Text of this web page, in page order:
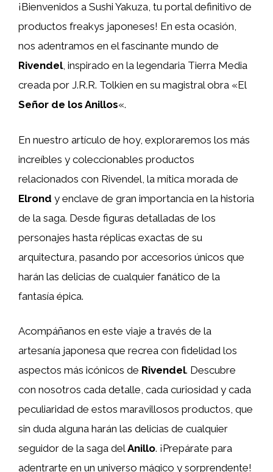
¡Bienvenidos a Sushi Yakuza, tu portal definitivo de
productos freakys japoneses! En esta ocasión,
nos adentramos en el fascinante mundo de
Rivendel, inspirado en la legendaria Tierra Media
creada por J.R.R. Tolkien en su magistral obra «El
Señor de los Anillos«.
En nuestro artículo de hoy, exploraremos los más
increíbles y coleccionables productos
relacionados con Rivendel, la mítica morada de
Elrond y enclave de gran importancia en la historia
de la saga. Desde figuras detalladas de los
personajes hasta réplicas exactas de su
arquitectura, pasando por accesorios únicos que
harán las delicias de cualquier fanático de la
fantasía épica.
Acompáñanos en este viaje a través de la
artesanía japonesa que recrea con fidelidad los
aspectos más icónicos de Rivendel. Descubre
con nosotros cada detalle, cada curiosidad y cada
peculiaridad de estos maravillosos productos, que
sin duda alguna harán las delicias de cualquier
seguidor de la saga delAnillo. ¡Prepárate para
adentrarte en un universo mágico y sorprendente!